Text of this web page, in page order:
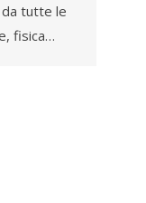
da tutte le
fisica…